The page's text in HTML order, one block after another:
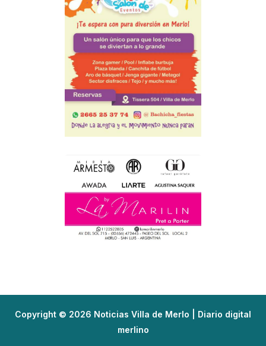
Copyright © 2026 Noticias Villa de Merlo | Diario digital
merlino